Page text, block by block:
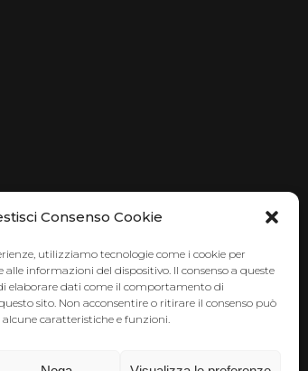
Consenso Cookie
utilizziamo tecnologie come i cookie per
alle informazioni del dispositivo. Il consenso a queste
elaborare dati come il comportamento di
sito. Non acconsentire o ritirare il consenso può
caratteristiche e funzioni.